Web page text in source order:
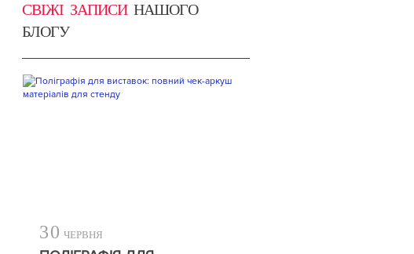
СВІЖІ ЗАПИСИНАШОГО
БЛОГУ
30 ЧЕРВНЯ